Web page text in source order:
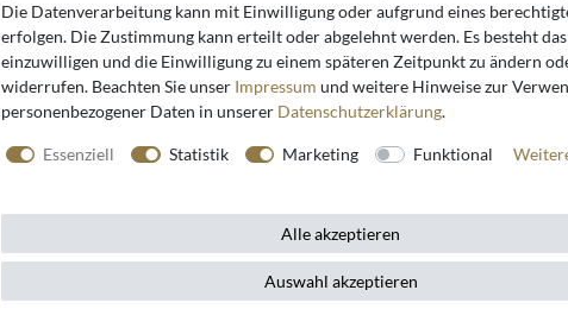
Casa
Diese
stilvolles
Die Datenverarbeitung kann mit Einwilligung oder aufgrund eines
erfolgen. Die Zustimmung kann erteilt oder abgelehnt werden. Es besteht
einzuwilligen und die Einwilligung zu einem späteren Zeitpunkt zu ändern
widerrufen. Beachten Sie unser Impressum und weitere Hinweise zur
personenbezogener Daten in unserer Daten­schutz­erklärung.
Essenziell Statistik Marketing Funktional
Alle akzeptieren
Auswahl akzeptieren